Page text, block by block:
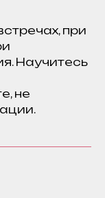
при
Научитесь
не